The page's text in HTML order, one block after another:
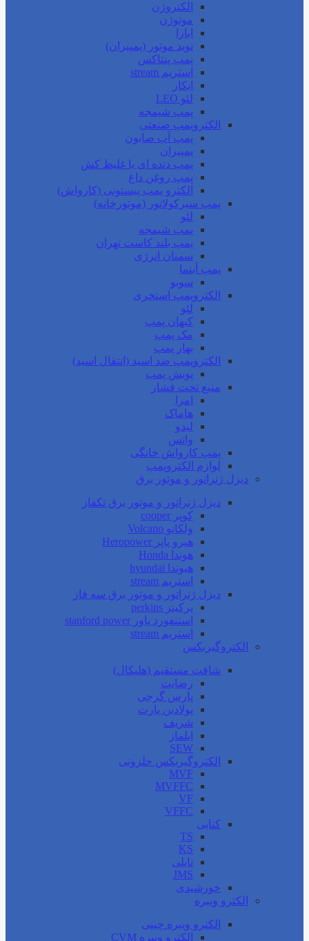
الکتروژن
موتوژن
ابارا
نوید موتور (پمپیران)
پمپ پنتاکس
استریم stream
ایکار
لئو LEO
پمپ شیمجه
الکتروپمپ صنعتی
پمپ آب صابون
پمپیران
پمپ دنده ای یا غلیظ کش
پمپ روغن داغ
الکترو پمپ پیستونی (کارواش)
پمپ سیرکولاتور (موتورخانه)
لئو
پمپ شیمجه
پمپ بلند کاست تهران
سمنان انرژی
پمپ آبنما
سوبو
الکتروپمپ استخری
لئو
کیهان پمپ
مک پمپ
بهار پمپ
الکتروپمپ ضد اسید (انتقال اسید)
پویش پمپ
منبع تحت فشار
امرا
هاماک
لیدو
واتس
پمپ کارواش خانگی
لوازم الکتروپمپ
دیزل ژنراتور و موتور برق
دیزل ژنراتور و موتور برق تکفاز
کوپر cooper
ولکانو Volcano
هیرو پاپر Heropower
هوندا Honda
هیوندا hyundai
استریم stream
دیزل ژنراتور و موتور برق سه فاز
پرکینز perkins
استنفورد پاور stanford power
استریم stream
الکتروگیربکس
شافت مستقیم (هلیکال)
رضایت
پارس گرجی
پولادین پارت
شریف
ایلماز
SEW
الکتروگیربکس حلزونی
MVF
MVFFC
VF
VFFC
کتابی
TS
KS
تایلی
JMS
خورشیدی
الکترو ویبره
الکترو ویبره چینی
الکترو ویبره CVM